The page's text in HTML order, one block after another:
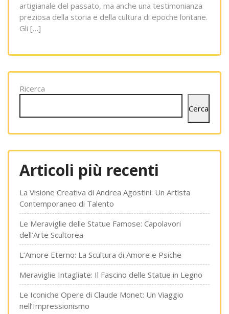
artigianale del passato, ma anche una testimonianza
preziosa della storia e della cultura di epoche lontane.
Gli […]
Ricerca
Cerca
Articoli più recenti
La Visione Creativa di Andrea Agostini: Un Artista
Contemporaneo di Talento
Le Meraviglie delle Statue Famose: Capolavori
dell’Arte Scultorea
L’Amore Eterno: La Scultura di Amore e Psiche
Meraviglie Intagliate: Il Fascino delle Statue in Legno
Le Iconiche Opere di Claude Monet: Un Viaggio
nell’Impressionismo